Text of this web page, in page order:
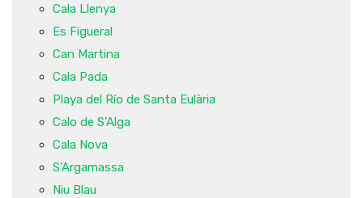
Cala Llenya
Es Figueral
Can Martina
Cala Pada
Playa del Río de Santa Eulària
Calo de S'Alga
Cala Nova
S'Argamassa
Niu Blau